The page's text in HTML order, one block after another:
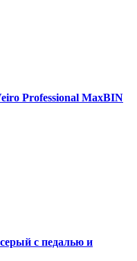
Professional MaxBIN
с педалью и